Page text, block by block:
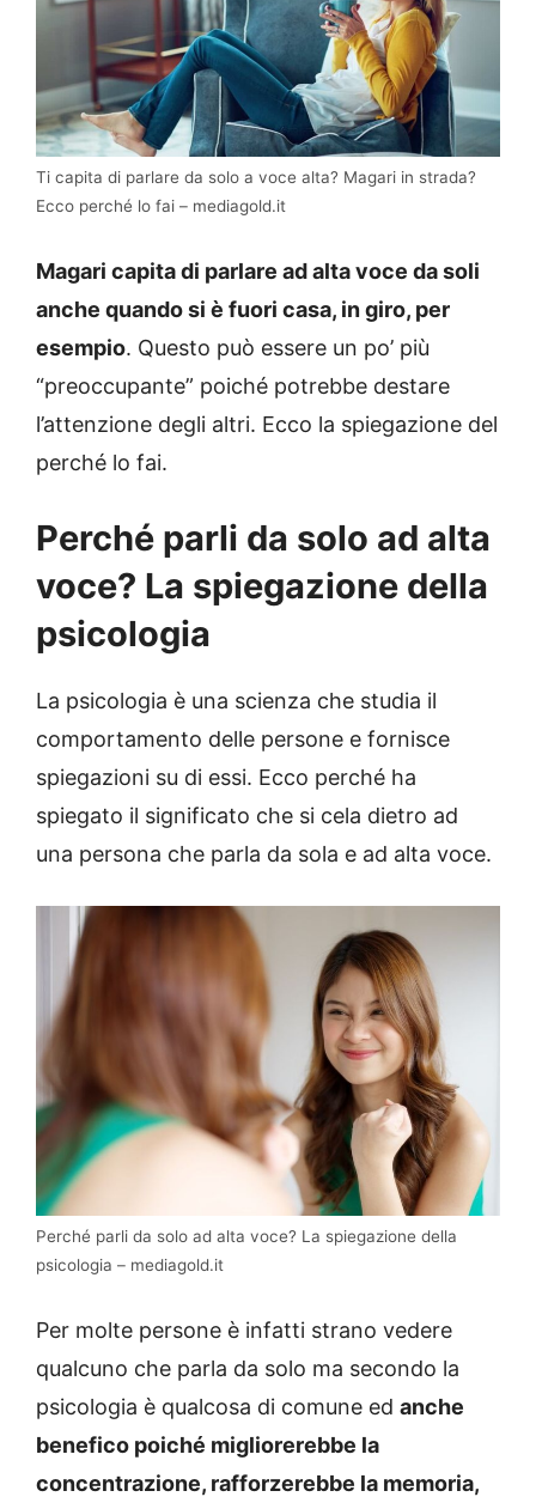
Ti capita di parlare da solo a voce alta? Magari in strada?
Ecco perché lo fai – mediagold.it
Magari capita di parlare ad alta voce da soli
anche quando si è fuori casa, in giro, per
esempio. Questo può essere un po’ più
“preoccupante” poiché potrebbe destare
l’attenzione degli altri. Ecco la spiegazione del
perché lo fai.
Perché parli da solo ad alta
voce? La spiegazione della
psicologia
La psicologia è una scienza che studia il
comportamento delle persone e fornisce
spiegazioni su di essi. Ecco perché ha
spiegato il significato che si cela dietro ad
una persona che parla da sola e ad alta voce.
Perché parli da solo ad alta voce? La spiegazione della
psicologia – mediagold.it
Per molte persone è infatti strano vedere
qualcuno che parla da solo ma secondo la
psicologia è qualcosa di comune ed anche
benefico poiché migliorerebbe la
concentrazione, rafforzerebbe la memoria,